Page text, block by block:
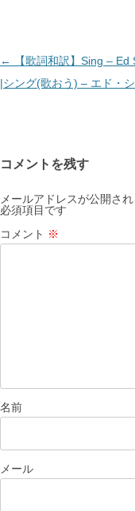
投
稿
ー
シ
ョ
ン
←
【歌詞和訳】Sing – Ed
|シング(歌おう) – エド・
コメントを残す
メールアドレスが公開さ
必須項目です
コメント ※
名前
メール